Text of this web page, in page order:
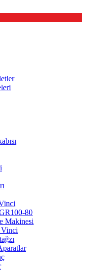
80
Makinesi
Vinci